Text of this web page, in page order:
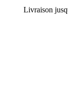
Livraison